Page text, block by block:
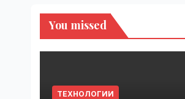
You missed
ТЕХНОЛОГИИ